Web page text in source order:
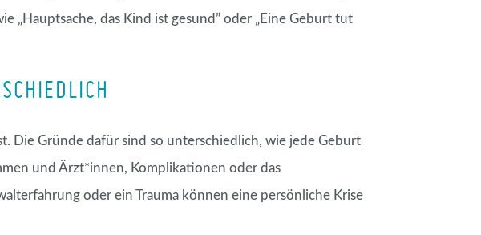
„Hauptsache, das Kind ist gesund” oder „Eine Geburt tut
Die Gründe dafür sind so unterschiedlich, wie jede Geburt
und Ärzt*innen, Komplikationen oder das
oder ein Trauma können eine persönliche Krise